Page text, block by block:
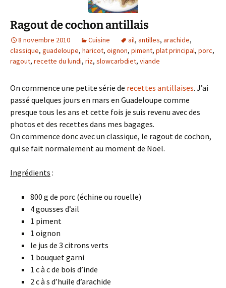
Ragout de cochon antillais
8 novembre 2010 Cuisine ail, antilles, arachide,
classique, guadeloupe, haricot, oignon, piment, plat principal, porc,
ragout, recette du lundi, riz, slowcarbdiet, viande
On commence une petite série de recettes antillaises. J’ai
passé quelques jours en mars en Guadeloupe comme
presque tous les ans et cette fois je suis revenu avec des
photos et des recettes dans mes bagages.
On commence donc avec un classique, le ragout de cochon,
qui se fait normalement au moment de Noël.
Ingrédients :
800 g de porc (échine ou rouelle)
4 gousses d’ail
1 piment
1 oignon
le jus de 3 citrons verts
1 bouquet garni
1 c à c de bois d’inde
2 c à s d’huile d’arachide